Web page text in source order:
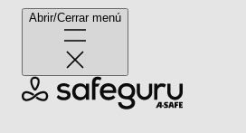
Abrir/Cerrar menú